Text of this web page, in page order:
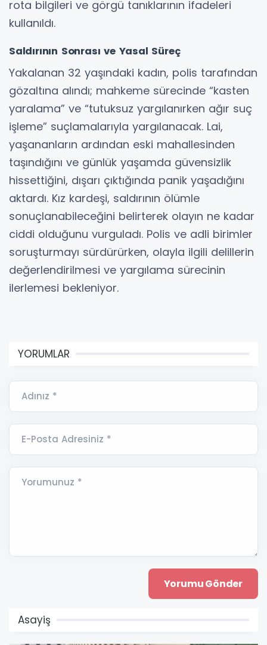
rota bilgileri ve görgü tanıklarının ifadeleri
kullanıldı.
Saldırının Sonrası ve Yasal Süreç
Yakalanan 32 yaşındaki kadın, polis tarafından
gözaltına alındı; mahkeme sürecinde “kasten
yaralama” ve “tutuksuz yargılanırken ağır suç
işleme” suçlamalarıyla yargılanacak. Lai,
yaşananların ardından eski mahallesinden
taşındığını ve günlük yaşamda güvensizlik
hissettiğini, dışarı çıktığında panik yaşadığını
aktardı. Kız kardeşi, saldırının ölümle
sonuçlanabileceğini belirterek olayın ne kadar
ciddi olduğunu vurguladı. Polis ve adli birimler
soruşturmayı sürdürürken, olayla ilgili delillerin
değerlendirilmesi ve yargılama sürecinin
ilerlemesi bekleniyor.
YORUMLAR
Adınız *
E-Posta Adresiniz *
Yorumunuz *
Asayiş